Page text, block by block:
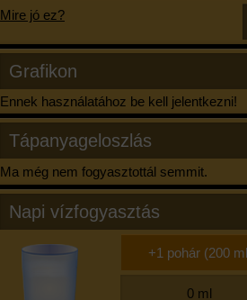
Mire jó ez?
Grafikon
Ennek használatához be kell jelentkezni!
Tápanyageloszlás
Ma még nem fogyasztottál semmit.
Napi vízfogyasztás